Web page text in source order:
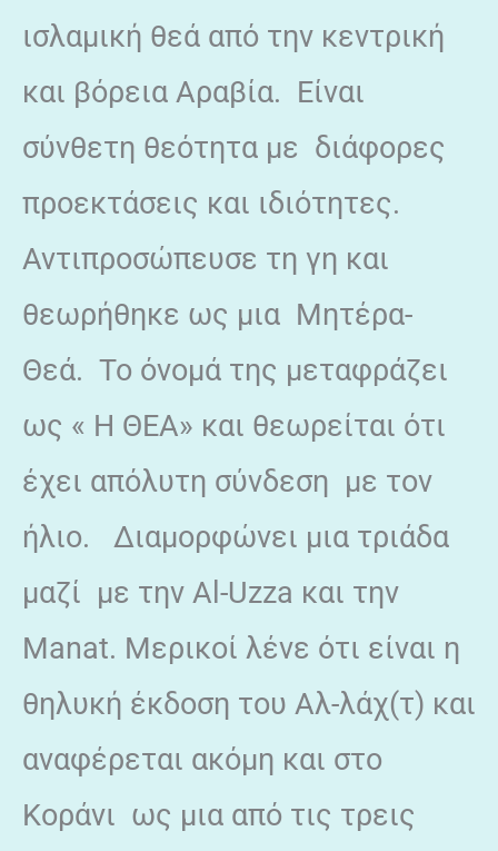
ισλαμική θεά από την κεντρική
και βόρεια Αραβία. Είναι
σύνθετη θεότητα με διάφορες
προεκτάσεις και ιδιότητες.
Αντιπροσώπευσε τη γη και
θεωρήθηκε ως μια Μητέρα-
Θεά. Το όνομά της μεταφράζει
ως « Η ΘΕΑ» και θεωρείται ότι
έχει απόλυτη σύνδεση με τον
ήλιο. Διαμορφώνει μια τριάδα
μαζί με την Al-Uzza και την
Μanat. Μερικοί λένε ότι είναι η
θηλυκή έκδοση του Αλ-λάχ(τ) και
αναφέρεται ακόμη και στο
Κοράνι ως μια από τις τρεις